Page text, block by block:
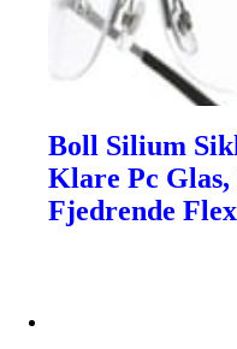
Boll Silium
Klare Pc
Fjedrende